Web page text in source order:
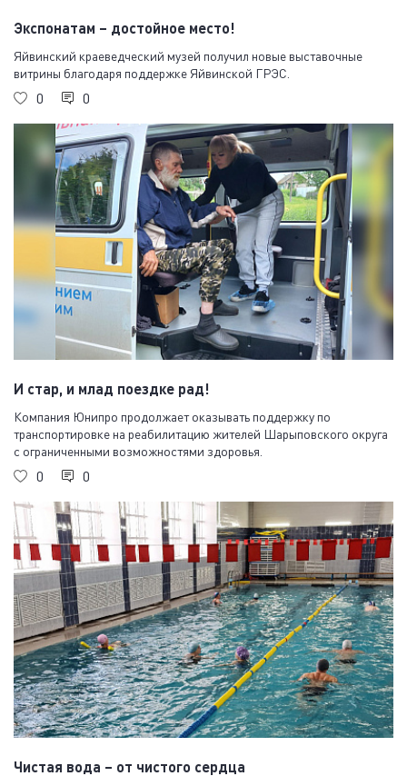
Экспонатам – достойное место!
Яйвинский краеведческий музей получил новые выставочные
витрины благодаря поддержке Яйвинской ГРЭС.
0 0
И стар, и млад поездке рад!
Компания Юнипро продолжает оказывать поддержку по
транспортировке на реабилитацию жителей Шарыповского округа
с ограниченными возможностями здоровья.
0 0
Чистая вода – от чистого сердца